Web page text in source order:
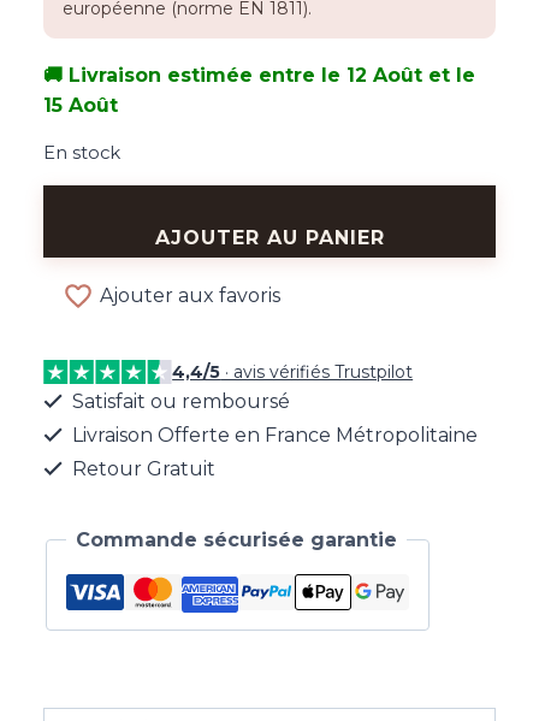
européenne (norme EN 1811).
🚚 Livraison estimée entre le 12 Août et le
15 Août
En stock
Bague
Liens
AJOUTER AU PANIER
Ajouter aux favoris
4,4/5 · avis vérifiés Trustpilot
Satisfait ou remboursé
Livraison Offerte en France Métropolitaine
Retour Gratuit
Commande sécurisée garantie